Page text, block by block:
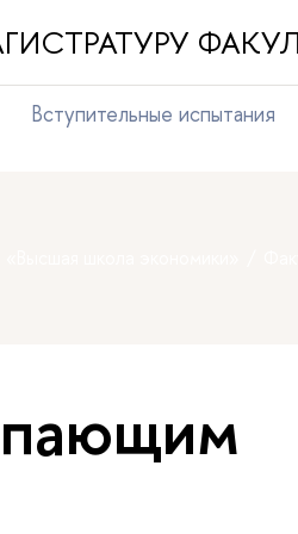
Вступительные испытания